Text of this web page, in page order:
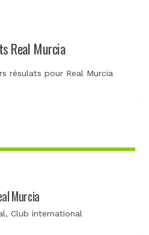
Real Murcia
résulats pour Real Murcia
Murcia
, Club international